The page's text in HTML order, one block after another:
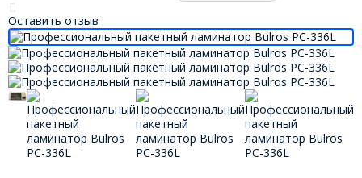
Оставить отзыв